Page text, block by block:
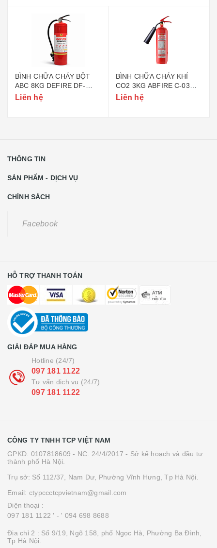
BÌNH CHỮA CHÁY BỘT
ABC 8KG DEFIRE DF-
ABC8 (BỘ CÔNG AN)
Liên hệ
BÌNH CHỮA CHÁY KHÍ
CO2 3KG ABFIRE C-03
(TEM BỘ CÔNG AN)
Liên hệ
THÔNG TIN
SẢN PHẨM - DỊCH VỤ
CHÍNH SÁCH
Facebook
HỖ TRỢ THANH TOÁN
GIẢI ĐÁP MUA HÀNG
Hotline (24/7)
097 181 1122
Tư vấn dịch vụ (24/7)
097 181 1122
CÔNG TY TNHH TCP VIỆT NAM
GPKD: 0107818609 - NC: 24/4/2017 - Sở kế hoạch và đầu tư
thành phố Hà Nội.
Trụ sở: Số 112/37, Nam Dư, Phường Vĩnh Hưng, Tp Hà Nội.
Email: ctypccctcpvietnam@gmail.com
Điện thoại :
097 181 1122 ' - ' 094 698 8688
Địa chỉ 2 : Số 9/19, Ngõ 158, phố Ngọc Hà, Phường Ba Đình,
Tp Hà Nội.